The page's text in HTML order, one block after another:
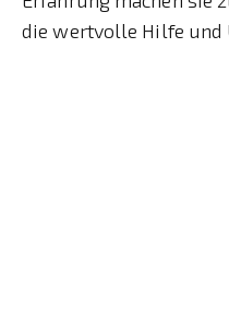
die wertvolle Hilfe und